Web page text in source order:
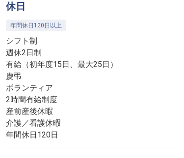
休日
年間休日120日以上
シフト制
週休2日制
有給（初年度15日、最大25日）
慶弔
ボランティア
2時間有給制度
産前産後休暇
介護／看護休暇
年間休日120日